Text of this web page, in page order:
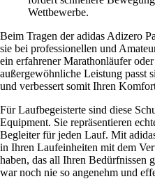
Wettbewerbe.
Beim Tragen der adidas Adizero
sie bei professionellen und
ein erfahrener Marathonläufer
außergewöhnliche Leistung passt
und verbessert somit Ihren
Für Laufbegeisterte sind diese
Equipment. Sie repräsentieren
Begleiter für jeden Lauf. Mit
in Ihren Laufeinheiten mit dem
haben, das all Ihren Bedürfnissen
war noch nie so angenehm und